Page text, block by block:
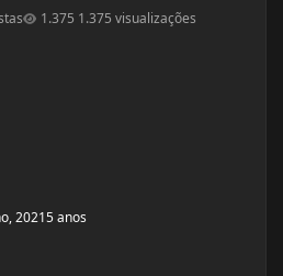
1.375 visualizações
20215 anos